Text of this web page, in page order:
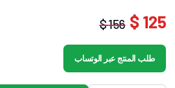
156 $
الأصلي
هو:
125 $
الحالي
هو:
طلب المنتج عبر الوتساب